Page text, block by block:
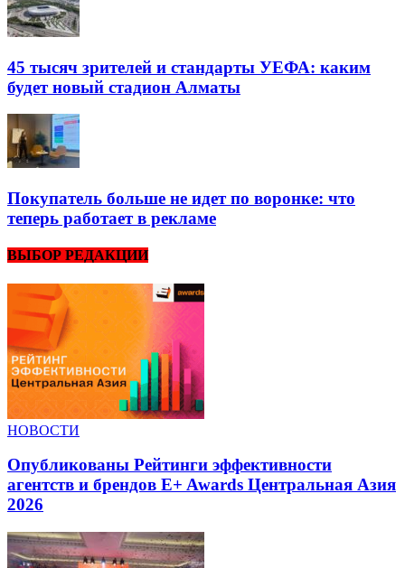
45 тысяч зрителей и стандарты УЕФА: каким
будет новый стадион Алматы
Покупатель больше не идет по воронке: что
теперь работает в рекламе
ВЫБОР РЕДАКЦИИ
НОВОСТИ
Опубликованы Рейтинги эффективности
агентств и брендов E+ Awards Центральная Азия
2026